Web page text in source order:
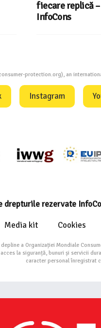
fiecare replică
InfoCons
protection.org), an
Instagram
drepturile rezervate
Media kit Cookies
a Organizației Mondiale
la siguranță, bunuri și servicii
caracter personal înregistrat